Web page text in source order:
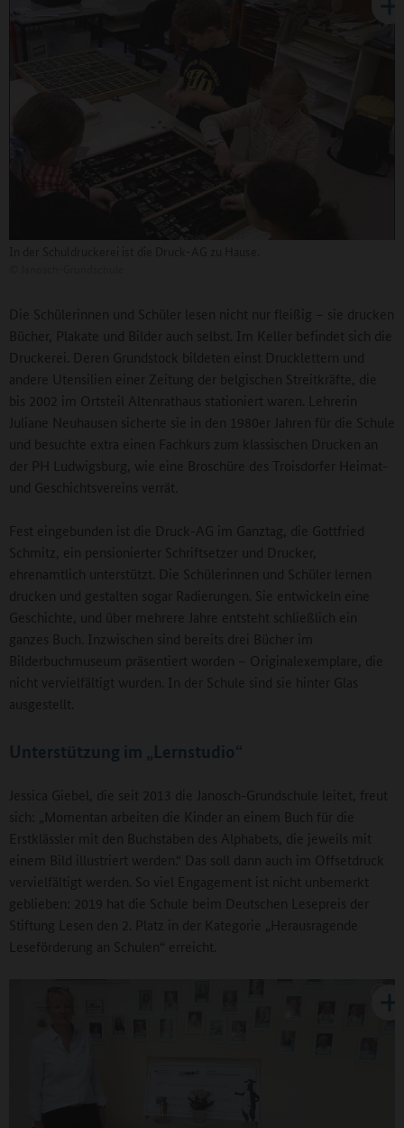
Die Schülerinnen und Schüler lesen nicht nur fleißig – sie drucken
Bücher, Plakate und Bilder auch selbst. Im Keller befindet sich die
Druckerei. Deren Grundstock bildeten einst Drucklettern und
andere Utensilien einer Zeitung der belgischen Streitkräfte, die
bis 2002 im Ortsteil Altenrathaus stationiert waren. Lehrerin
Juliane Neuhausen sicherte sie in den 1980er Jahren für die Schule
und besuchte extra einen Fachkurs zum klassischen Drucken an
der PH Ludwigsburg, wie eine Broschüre des Troisdorfer Heimat-
und Geschichtsvereins verrät.
Fest eingebunden ist die Druck-AG im Ganztag, die Gottfried
Schmitz, ein pensionierter Schriftsetzer und Drucker,
ehrenamtlich unterstützt. Die Schülerinnen und Schüler lernen
drucken und gestalten sogar Radierungen. Sie entwickeln eine
Geschichte, und über mehrere Jahre entsteht schließlich ein
ganzes Buch. Inzwischen sind bereits drei Bücher im
Bilderbuchmuseum präsentiert worden – Originalexemplare, die
nicht vervielfältigt wurden. In der Schule sind sie hinter Glas
ausgestellt.
Unterstützung im „Lernstudio“
Jessica Giebel, die seit 2013 die Janosch-Grundschule leitet, freut
sich: „Momentan arbeiten die Kinder an einem Buch für die
Erstklässler mit den Buchstaben des Alphabets, die jeweils mit
einem Bild illustriert werden.“ Das soll dann auch im Offsetdruck
vervielfältigt werden. So viel Engagement ist nicht unbemerkt
geblieben: 2019 hat die Schule beim Deutschen Lesepreis der
Stiftung Lesen den 2. Platz in der Kategorie „Herausragende
Leseförderung an Schulen“ erreicht.